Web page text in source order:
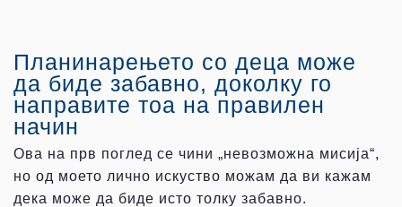
Планинарењето со деца може
да биде забавно, доколку го
направите тоа на правилен
начин
Ова на прв поглед се чини „невозможна мисија“,
но од моето лично искуство можам да ви кажам
дека може да биде исто толку забавно.